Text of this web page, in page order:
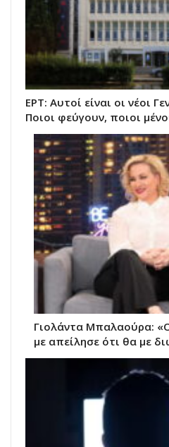
ΕΡΤ: Αυτοί είναι οι νέοι
Ποιοι φεύγουν, ποιοι
Γιολάντα Μπαλαούρα:
με απείλησε ότι θα με